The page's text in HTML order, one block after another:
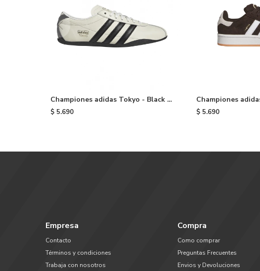
Championes adidas Tokyo - Black &
White
$ 5.690
Championes
Niño - Aurora
$ 5.690
Empresa
Contacto
Términos y condiciones
Trabaja con nosotros
Compra
Como comprar
Preguntas Frecuentes
Envios y Devoluciones